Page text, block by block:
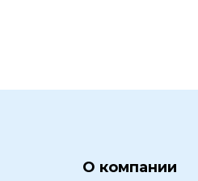
О компании